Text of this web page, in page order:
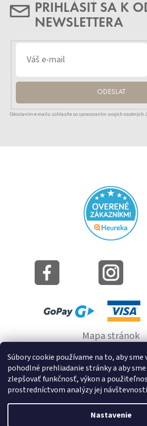
Súbory cookie používame na to, aby
pohodlné prehliadanie stránky a aby
zlepšovať funkčnosť, výkon a
prostredníctvom analýzy jej
Nastavenie
PRIHLÁSIŤ SA K
NEWSLETTERA
ODESLAT
Odoslaním e-mailu súhlasíte so spracovaním svojich osobných
Mapa stránok
Informácie o
© 2022 GRUND